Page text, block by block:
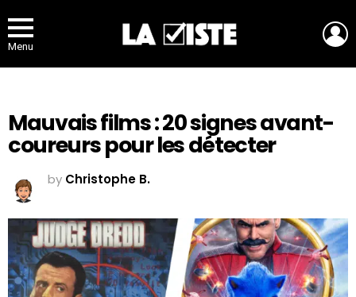
Menu
Mauvais films : 20 signes avant-
coureurs pour les détecter
by Christophe B.